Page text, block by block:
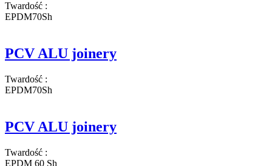
Twardość :
EPDM70Sh
PCV ALU joinery
Twardość :
EPDM70Sh
PCV ALU joinery
Twardość :
EPDM 60 Sh